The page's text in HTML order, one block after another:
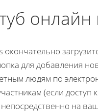
онлайн
окончательно
для добавления
людям по
(если
на